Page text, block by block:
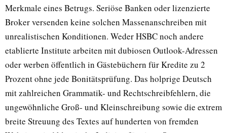
Merkmale eines Betrugs. Seriöse Banken oder lizenzierte
Broker versenden keine solchen Massenanschreiben mit
unrealistischen Konditionen. Weder HSBC noch andere
etablierte Institute arbeiten mit dubiosen Outlook-Adressen
oder werben öffentlich in Gästebüchern für Kredite zu 2
Prozent ohne jede Bonitätsprüfung. Das holprige Deutsch
mit zahlreichen Grammatik- und Rechtschreibfehlern, die
ungewöhnliche Groß- und Kleinschreibung sowie die extrem
breite Streuung des Textes auf hunderten von fremden